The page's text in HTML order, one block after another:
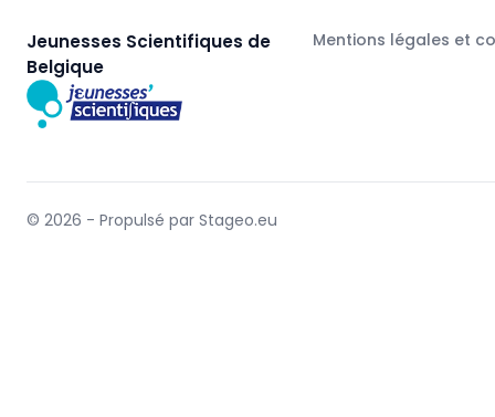
Jeunesses Scientifiques de
Belgique
Mentions légales et
© 2026 - Propulsé par Stageo.eu